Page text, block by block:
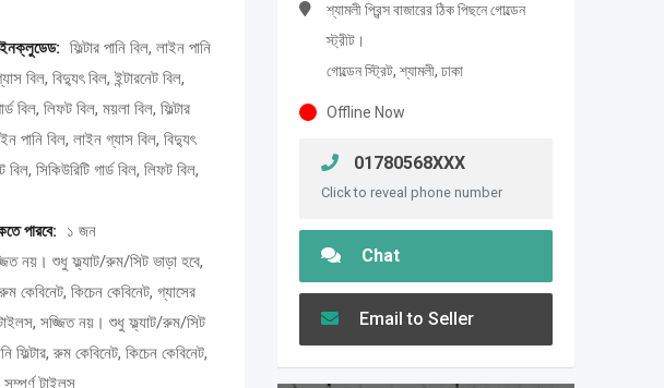
ইনক্লুডেড: ফিল্টার পানি বিল, লাইন পানি
বিল, বিদ্যুৎ বিল, ইন্টারনেট বিল,
বিল, লিফট বিল, ময়লা বিল, ফিল্টার
পানি বিল, লাইন গ্যাস বিল, বিদ্যুৎ
বিল, সিকিউরিটি গার্ড বিল, লিফট বিল,
পারবে:
১ জন
নয়। শুধু ফ্ল্যাট/রুম/সিট ভাড়া হবে,
রুম কেবিনেট, কিচেন কেবিনেট, গ্যাসের
সজ্জিত নয়। শুধু ফ্ল্যাট/রুম/সিট
ফিল্টার, রুম কেবিনেট, কিচেন কেবিনেট,
সম্পূর্ণ টাইলস
শ্যামলী প্রিন্স বাজারের ঠিক পিছনে গোল্ডেন
স্ট্রীট।
গোল্ডেন স্ট্রিট, শ্যামলী, ঢাকা
Offline Now
01780568XXX
Click to reveal phone number
Chat
Email to Seller